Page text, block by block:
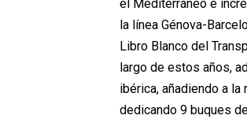
el Mediterráneo e
la línea Génova-
Libro Blanco del
largo de estos años,
ibérica, añadiendo a la
dedicando 9 buques